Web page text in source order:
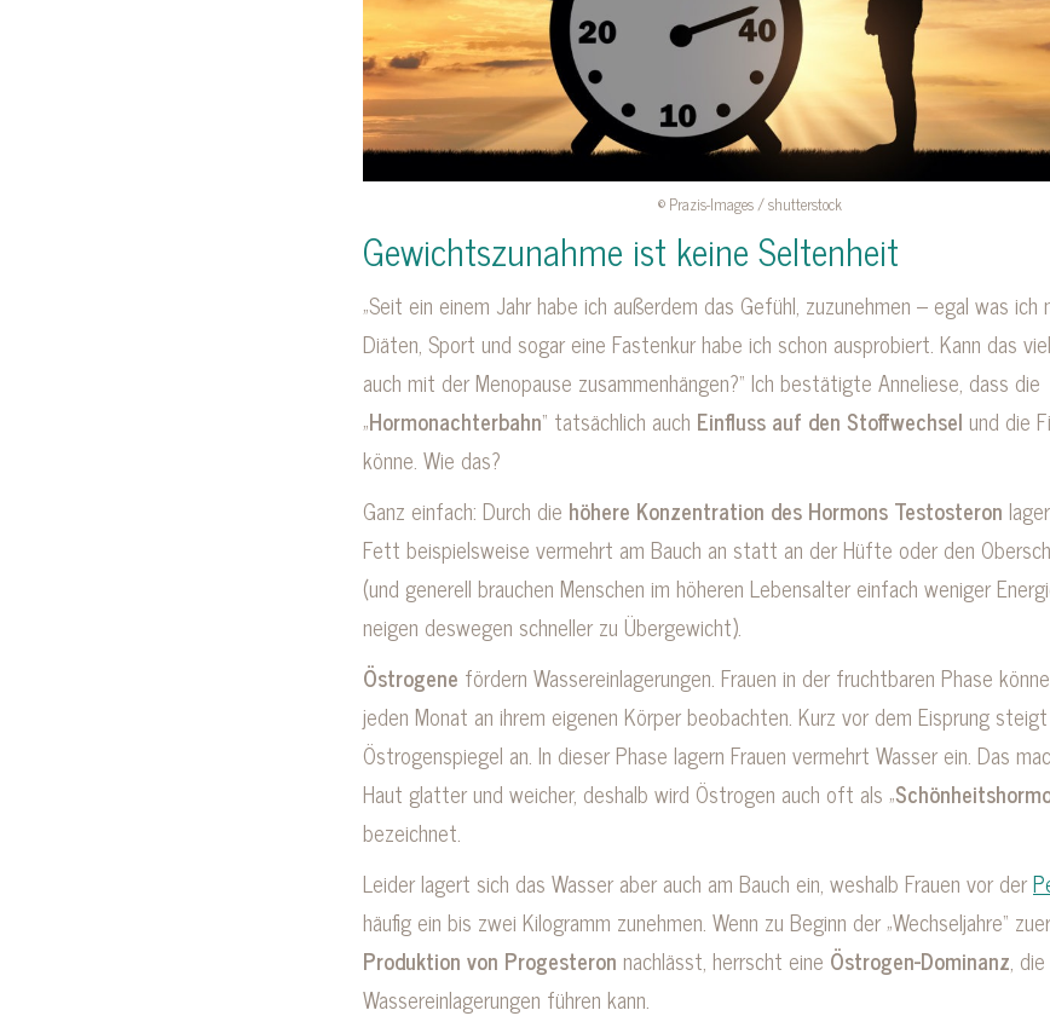
© Prazis-Images / shutterstock
Gewichtszunahme ist keine Seltenheit
„Seit ein einem Jahr habe ich außerdem das Gefühl, zuzunehmen – egal was ich
Diäten, Sport und sogar eine Fastenkur habe ich schon ausprobiert. Kann das
auch mit der Menopause zusammenhängen?“ Ich bestätigte Anneliese, dass die
„Hormonachterbahn“ tatsächlich auch Einfluss auf den Stoffwechsel und die
könne. Wie das?
Ganz einfach: Durch die höhere Konzentration des Hormons Testosteron
Fett beispielsweise vermehrt am Bauch an statt an der Hüfte oder den
(und generell brauchen Menschen im höheren Lebensalter einfach weniger
neigen deswegen schneller zu Übergewicht).
Östrogene fördern Wassereinlagerungen. Frauen in der fruchtbaren Phase
jeden Monat an ihrem eigenen Körper beobachten. Kurz vor dem Eisprung
Östrogenspiegel an. In dieser Phase lagern Frauen vermehrt Wasser ein. Das
Haut glatter und weicher, deshalb wird Östrogen auch oft als „
bezeichnet.
Leider lagert sich das Wasser aber auch am Bauch ein, weshalb Frauen vor der
häufig ein bis zwei Kilogramm zunehmen. Wenn zu Beginn der „Wechseljahre“
Produktion von Progesteron nachlässt, herrscht eine Östrogen-Dominanz,
Wassereinlagerungen führen kann.